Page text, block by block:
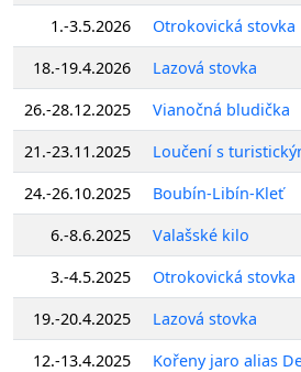
1.-3.5.2026
Otrokovická stovka
18.-19.4.2026
Lazová stovka
26.-28.12.2025
Vianočná bludička
21.-23.11.2025
Loučení s
24.-26.10.2025
Boubín-Libín-Kleť
6.-8.6.2025
Valašské kilo
3.-4.5.2025
Otrokovická stovka
19.-20.4.2025
Lazová stovka
12.-13.4.2025
Kořeny jaro alias